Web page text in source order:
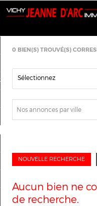
Je dépose ma recherche
Avis clients
Notre agence
Nous contacter
0 BIEN(S) TROUVÉ(S)
Sélectionnez
Nos annonces par ville
NOUVELLE RECHERCHE
Aucun bien ne
de recherche.